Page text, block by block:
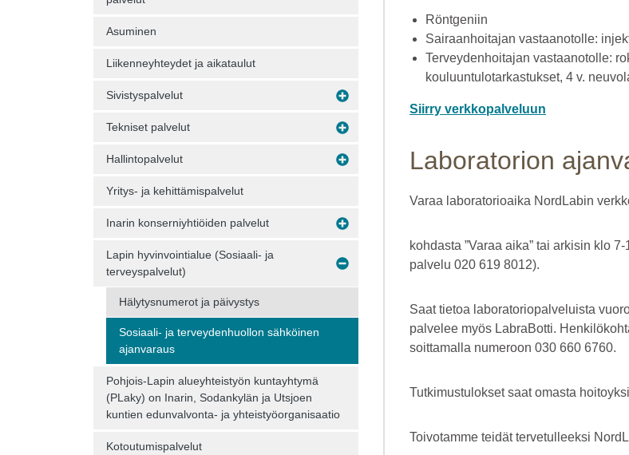
Asuminen
Liikenneyhteydet ja aikataulut
Sivistyspalvelut
Tekniset palvelut
Hallintopalvelut
Yritys- ja kehittämispalvelut
Inarin konserniyhtiöiden palvelut
Lapin hyvinvointialue (Sosiaali- ja
terveyspalvelut)
Hälytysnumerot ja päivystys
Sosiaali- ja terveydenhuollon sähköinen
ajanvaraus
Pohjois-Lapin alueyhteistyön kuntayhtymä
(PLaky) on Inarin, Sodankylän ja Utsjoen
kuntien edunvalvonta- ja yhteistyöorganisaatio
Kotoutumispalvelut
Röntgeniin
Sairaanhoitajan vastaanotolle:
Terveydenhoitajan vastaanotolle:
kouluuntulotarkastukset, 4 v.
Siirry verkkopalveluun
Laboratorion
Varaa laboratorioaika NordLabin
kohdasta ”Varaa aika” tai arkisin klo
palvelu 020 619 8012).
Saat tietoa laboratoriopalveluista
palvelee myös LabraBotti.
soittamalla ­numeroon 030 660 6760.
Tutkimustulokset saat omasta
Toivotamme teidät tervetulleeksi